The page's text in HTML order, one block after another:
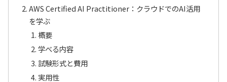
AWS Certified AI Practitioner：クラウドでのAI活用
を学ぶ
概要
学べる内容
試験形式と費用
実用性